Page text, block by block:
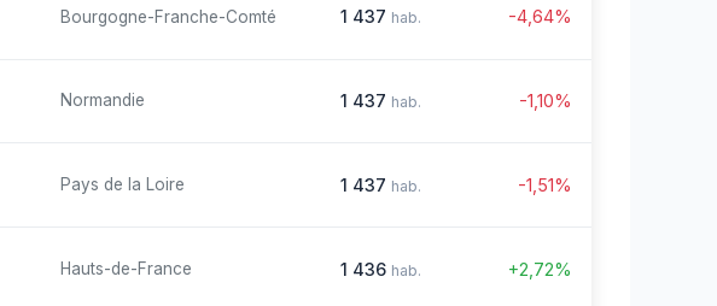
Bourgogne-Franche-Comté 1 437 hab. -4,64%
Normandie 1 437 hab. -1,10%
Pays de la Loire 1 437 hab. -1,51%
Hauts-de-France 1 436 hab. +2,72%